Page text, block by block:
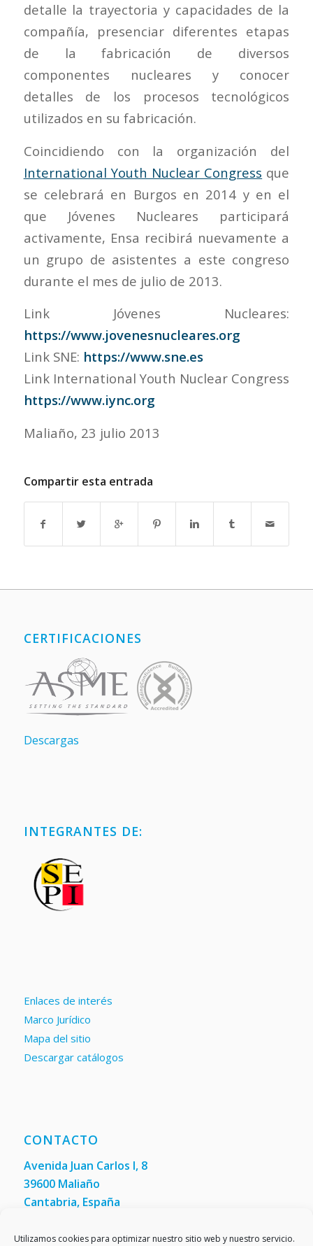
Utilizamos cookies para optimizar nuestro sitio web y nuestro servicio.
detalle la trayectoria y capacidades de la
compañía, presenciar diferentes etapas
de la fabricación de diversos
componentes nucleares y conocer
detalles de los procesos tecnológicos
utilizados en su fabricación.
Coincidiendo con la organización del
International Youth Nuclear Congress que
se celebrará en Burgos en 2014 y en el
que Jóvenes Nucleares participará
activamente, Ensa recibirá nuevamente a
un grupo de asistentes a este congreso
durante el mes de julio de 2013.
Link Jóvenes Nucleares:
https://www.jovenesnucleares.org
Link SNE: https://www.sne.es
Link International Youth Nuclear Congress
https://www.iync.org
Maliaño, 23 julio 2013
Compartir esta entrada
CERTIFICACIONES
Descargas
INTEGRANTES DE:
Enlaces de interés
Marco Jurídico
Mapa del sitio
Descargar catálogos
CONTACTO
Avenida Juan Carlos I, 8
39600 Maliaño
Cantabria, España
Fax:(+34) 942 200 148